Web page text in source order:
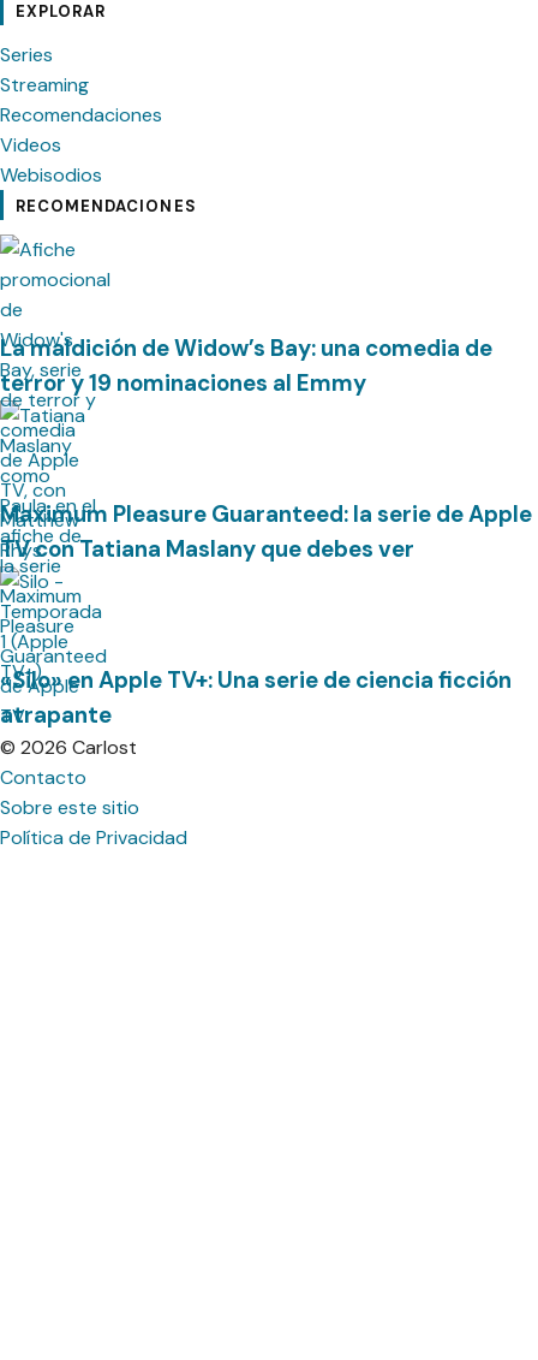
EXPLORAR
Series
Streaming
Recomendaciones
Videos
Webisodios
RECOMENDACIONES
La maldición de Widow’s Bay: una comedia de
terror y 19 nominaciones al Emmy
Maximum Pleasure Guaranteed: la serie de Apple
TV con Tatiana Maslany que debes ver
«Silo» en Apple TV+: Una serie de ciencia ficción
atrapante
© 2026 Carlost
Contacto
Sobre este sitio
Política de Privacidad